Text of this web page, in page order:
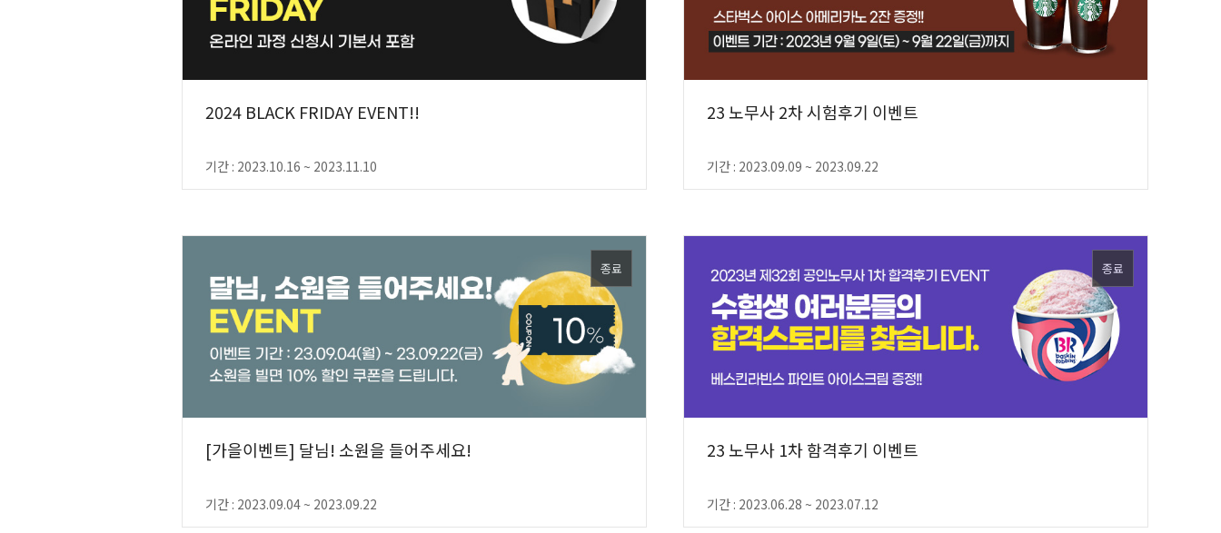
2024 BLACK FRIDAY EVENT!!
기간 : 2023.10.16 ~ 2023.11.10
23 노무사 2차 시험후기 이벤트
기간 : 2023.09.09 ~ 2023.09.22
종료
[가을이벤트] 달님! 소원을 들어주세요!
기간 : 2023.09.04 ~ 2023.09.22
종료
23 노무사 1차 함격후기 이벤트
기간 : 2023.06.28 ~ 2023.07.12